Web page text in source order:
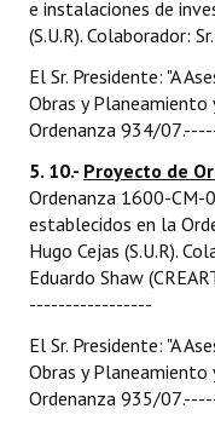
e instalaciones de
(S.U.R). Colaborador:
El Sr. Presidente: "A
Obras y Planeamiento
Ordenanza 934/
5. 10.- Proyecto de
Ordenanza 1600-CM-
establecidos en la
Hugo Cejas (S.U.R).
Eduardo Shaw
-----------------
El Sr. Presidente: "A
Obras y Planeamiento
Ordenanza 935/